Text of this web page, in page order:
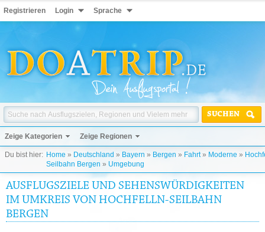
Registrieren Login Sprache
SUCHEN
Zeige Kategorien Zeige Regionen
Du bist hier: Home » Deutschland » Bayern » Bergen » Fahrt» Moderne »
Seilbahn Bergen » Umgebung
AUSFLUGSZIELE UND SEHENSWÜRDIGKEITEN
IM UMKREIS VON HOCHFELLN-SEILBAHN
BERGEN